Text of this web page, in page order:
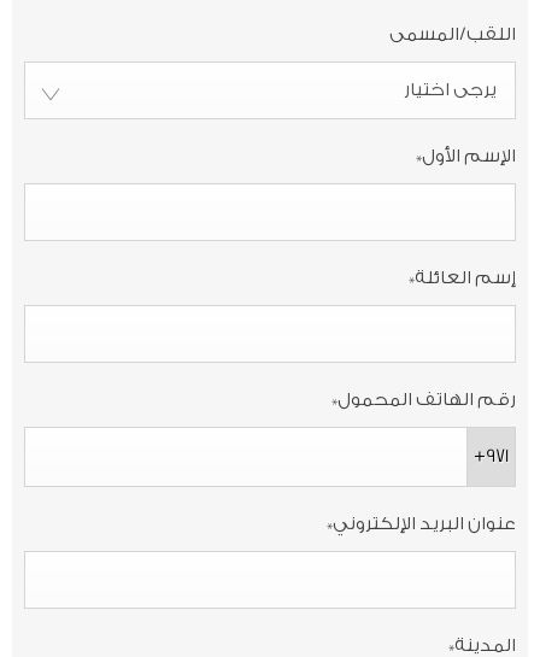
اللقب/المسمى
يرجى اختيار
الإسم الأول*
إسم العائلة*
رقم الهاتف المحمول*
+971
عنوان البريد الإلكتروني*
المدينة*